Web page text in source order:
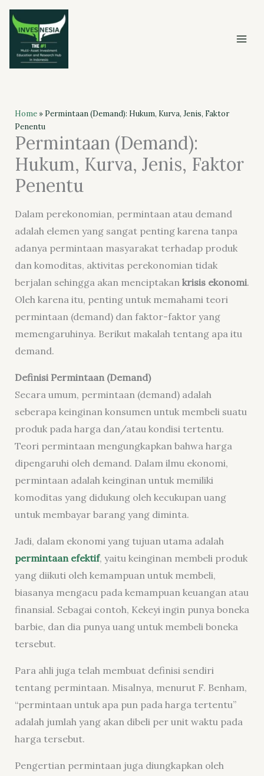
Skip
content
Home» Permintaan (Demand): Hukum, Kurva, Jenis, Faktor
Penentu
Permintaan (Demand):
Hukum, Kurva, Jenis, Faktor
Penentu
Dalam perekonomian, permintaan atau demand
adalah elemen yang sangat penting karena tanpa
adanya permintaan masyarakat terhadap produk
dan komoditas, aktivitas perekonomian tidak
berjalan sehingga akan menciptakan krisis ekonomi.
Oleh karena itu, penting untuk memahami teori
permintaan (demand) dan faktor-faktor yang
memengaruhinya. Berikut makalah tentang apa itu
demand.
Definisi Permintaan (Demand)
Secara umum, permintaan (demand) adalah
seberapa keinginan konsumen untuk membeli suatu
produk pada harga dan/atau kondisi tertentu.
Teori permintaan mengungkapkan bahwa harga
dipengaruhi oleh demand. Dalam ilmu ekonomi,
permintaan adalah keinginan untuk memiliki
komoditas yang didukung oleh kecukupan uang
untuk membayar barang yang diminta.
Jadi, dalam ekonomi yang tujuan utama adalah
permintaan efektif, yaitu keinginan membeli produk
yang diikuti oleh kemampuan untuk membeli,
biasanya mengacu pada kemampuan keuangan atau
finansial. Sebagai contoh, Kekeyi ingin punya boneka
barbie, dan dia punya uang untuk membeli boneka
tersebut.
Para ahli juga telah membuat definisi sendiri
tentang permintaan. Misalnya, menurut F. Benham,
“permintaan untuk apa pun pada harga tertentu”
adalah jumlah yang akan dibeli per unit waktu pada
harga tersebut.
Pengertian permintaan juga diungkapkan oleh